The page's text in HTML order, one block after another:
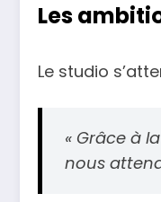
Les
Le studio
« Grâce à
nous